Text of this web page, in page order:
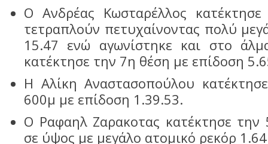
Ο Ανδρέας Κωσταρέλλος
τετραπλούν πετυχαίνοντας πολύ
15.47 ενώ αγωνίστηκε και στο
κατέκτησε την 7η θέση με επίδοση
Η Αλίκη Αναστασοπούλου
600μ με επίδοση 1.39.53.
Ο Ραφαηλ Ζαρακοτας κατέκτησε
σε ύψος με μεγάλο ατομικό ρεκόρ